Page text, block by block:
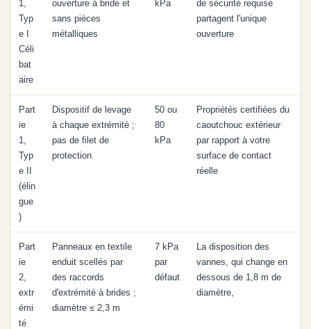
1,
Typ
e I
Céli
bat
aire
ouverture à bride et
sans pièces
métalliques
kPa
de sécurité requise
partagent l'unique
ouverture
Part
ie
1,
Typ
e II
(élin
gue
)
Dispositif de levage
à chaque extrémité ;
pas de filet de
protection
50 ou
80
kPa
Propriétés certifiées du
caoutchouc extérieur
par rapport à votre
surface de contact
réelle
Part
ie
2,
extr
émi
té
Panneaux en textile
enduit scellés par
des raccords
d'extrémité à brides ;
diamètre ≤ 2,3 m
7 kPa
par
défaut
La disposition des
vannes, qui change en
dessous de 1,8 m de
diamètre,